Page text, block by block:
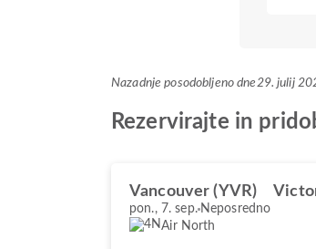
Nazadnje posodobljeno dne29. julij
Rezervirajte in
Vancouver (YVR)
pon., 7. sep. Neposredno
Air North